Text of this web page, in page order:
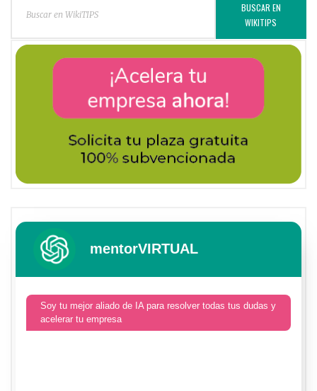
BUSCAR EN
WIKITIPS
mentorVIRTUAL
Soy tu mejor aliado de IA para resolver todas tus dudas y
acelerar tu empresa